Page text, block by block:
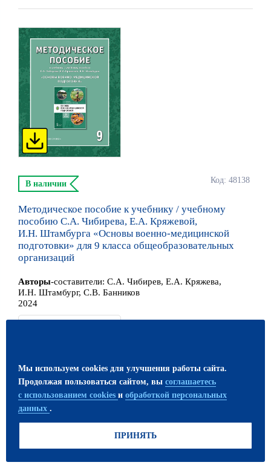
Код: 48138
В наличии
Методическое пособие к учебнику / учебному
пособию С.А. Чибирева, Е.А. Кряжевой,
И.Н. Штамбурга «Основы военно-медицинской
подготовки» для 9 класса общеобразовательных
организаций
Авторы-составители: С.А. Чибирев, Е.А. Кряжева,
И.Н. Штамбург, С.В. Банников
2024
шт
Мы используем cookies для улучшения работы сайта.
Продолжая пользоваться сайтом, вы соглашаетесь
с использованием cookies и обработкой персональных
данных .
ПРИНЯТЬ